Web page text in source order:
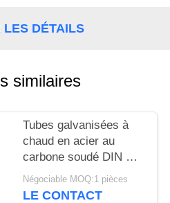
LES DÉTAILS
similaires
Tubes galvanisées à
chaud en acier au
carbone soudé DIN EN
10240
Négociable MOQ:1 pièces
LE CONTACT